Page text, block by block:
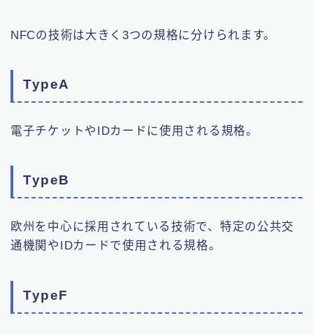
NFCの技術は大きく3つの規格に分けられます。
TypeA
電子チケットやIDカードに使用される規格。
TypeB
欧州を中心に採用されている技術で、特定の公共交
通機関やIDカードで使用される規格。
TypeF